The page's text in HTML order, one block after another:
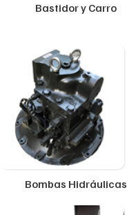
Bastidor y Carro
Bombas Hidráulicas